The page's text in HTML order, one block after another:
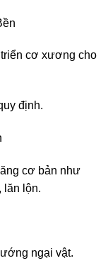
cơ xương cho
định.
cơ bản như
lăn lộn.
ngại vật.